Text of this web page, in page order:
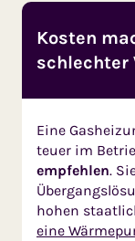
Kosten
schlechter
Eine
teuer im
empfehlen.
hohen
eine